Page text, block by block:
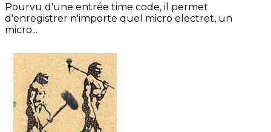
Pourvu d'une entrée time code, il permet
d'enregistrer n'importe quel micro electret, un
micro...